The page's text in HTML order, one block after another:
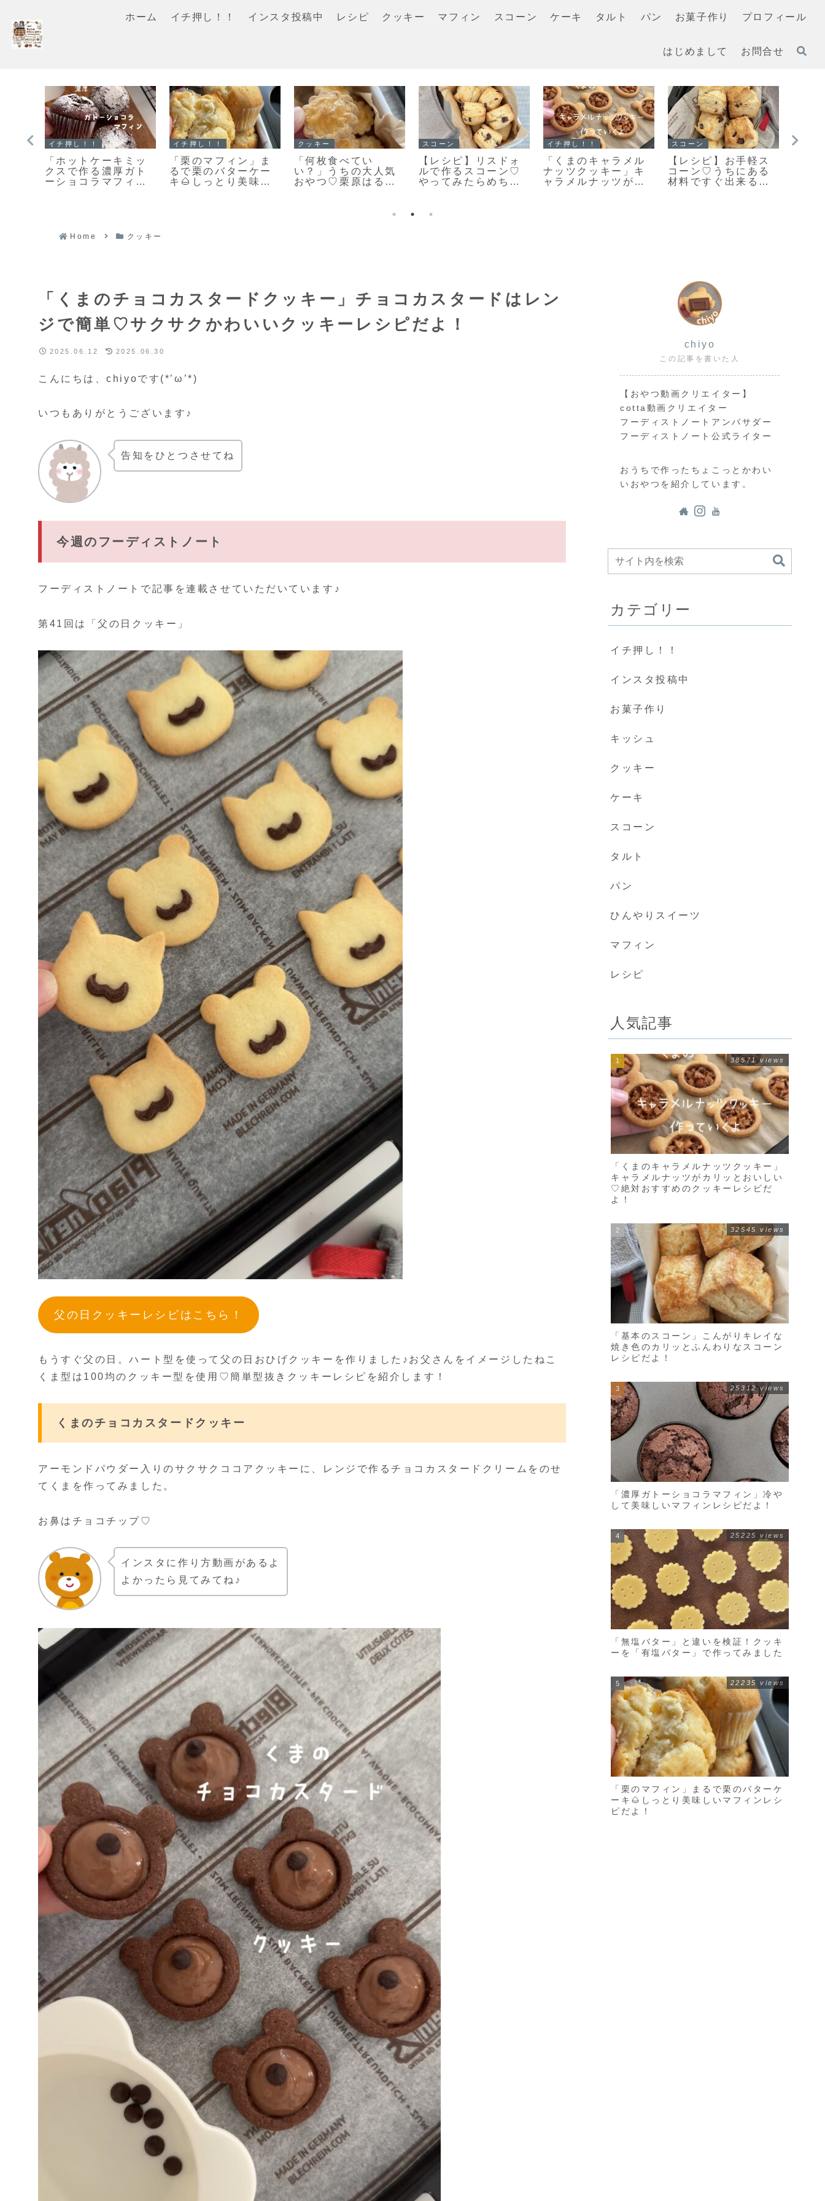
ホーム イチ押し！！ インスタ投稿中 レシピ クッキー マフィン スコーン ケーキ タルト パン お菓子作り プロフィール
はじめまして お問合せ
イチ押し！！
「無塩バター」と違
いを検証！クッキー
を「有塩バター」で
スコーン
「基本のスコーン」
生クリームを使った
さっくりふわっとな
クッキー
また食べたくなる美
味しさ♡栗原はるみ
さんの塩クッキー作
クッキー
「おやつ何がい
い？」あっという間
になくなります♡栗
マフィン
すぐに作れる♥食べら
れる♥濃厚ガトーショ
コラマフィン作りま
スコーン
「スコーンの朝ごは
んだ♪」カリッとふん
わりとっても美味し
イチ押
Home クッキー
「くまのチョコカスタードクッキー」チョコカスタードはレン
ジで簡単♡サクサクかわいいクッキーレシピだよ！
2025.06.12 2025.06.30
こんにちは、chiyoです(*’ω’*)
いつもありがとうございます♪
告知をひとつさせてね
今週のフーディストノート
フーディストノートで記事を連載させていただいています♪
第41回は「父の日クッキー」
父の日クッキーレシピはこちら！
もうすぐ父の日。ハート型を使って父の日おひげクッキーを作りました♪お父さんをイメージしたねこ
くま型は100均のクッキー型を使用♡簡単型抜きクッキーレシピを紹介します！
くまのチョコカスタードクッキー
アーモンドパウダー入りのサクサクココアクッキーに、レンジで作るチョコカスタードクリームをのせ
てくまを作ってみました。
お鼻はチョコチップ♡
インスタに作り方動画があるよ
よかったら見てみてね♪
chiyo
この記事を書いた人
【おやつ動画クリエイター】
cotta動画クリエイター
フーディストノートアンバサダー
フーディストノート公式ライター
おうちで作ったちょこっとかわい
いおやつを紹介しています。
カテゴリー
イチ押し！！
インスタ投稿中
お菓子作り
キッシュ
クッキー
ケーキ
スコーン
タルト
パン
ひんやりスイーツ
マフィン
レシピ
人気記事
「くまのキャラメルナッツクッキー」
キャラメルナッツがカリッとおいしい
♡絶対おすすめのクッキーレシピだ
よ！
38571 views
「基本のスコーン」こんがりキレイな
焼き色のカリッとふんわりなスコーン
レシピだよ！
32545 views
「濃厚ガトーショコラマフィン」冷や
して美味しいマフィンレシピだよ！
25312 views
「無塩バター」と違いを検証！クッキ
ーを「有塩バター」で作ってみました
25225 views
「栗のマフィン」まるで栗のバターケ
ーキ🌰しっとり美味しいマフィンレシ
ピだよ！
22235 views